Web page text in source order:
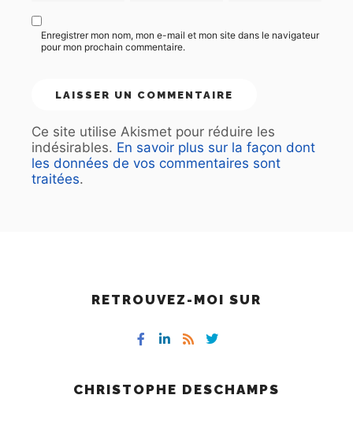
Enregistrer mon nom, mon e-mail et mon site dans le navigateur
pour mon prochain commentaire.
Ce site utilise Akismet pour réduire les
indésirables. En savoir plus sur la façon dont
les données de vos commentaires sont
traitées.
RETROUVEZ-MOI SUR
CHRISTOPHE DESCHAMPS